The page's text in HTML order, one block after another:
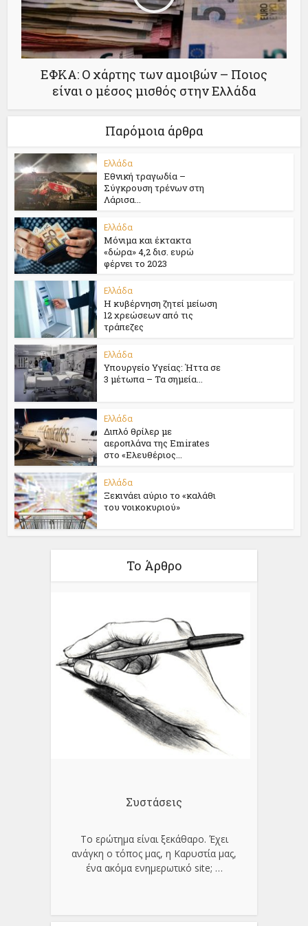
ΕΦΚΑ: O χάρτης των αμοιβών – Ποιος
είναι ο μέσος μισθός στην Ελλάδα
Παρόμοια άρθρα
Ελλάδα
Εθνική τραγωδία –
Σύγκρουση τρένων στη
Λάρισα...
Ελλάδα
Μόνιμα και έκτακτα
«δώρα» 4,2 δισ. ευρώ
φέρνει το 2023
Ελλάδα
Η κυβέρνηση ζητεί μείωση
12 χρεώσεων από τις
τράπεζες
Ελλάδα
Υπουργείο Υγείας: Ήττα σε
3 μέτωπα – Τα σημεία...
Ελλάδα
Διπλό θρίλερ με
αεροπλάνα της Emirates
στο «Ελευθέριος...
Ελλάδα
Ξεκινάει αύριο το «καλάθι
του νοικοκυριού»
Το Άρθρο
Συστάσεις
Το ερώτημα είναι ξεκάθαρο. Έχει
ανάγκη ο τόπος μας, η Καρυστία μας,
ένα ακόμα ενημερωτικό site; …